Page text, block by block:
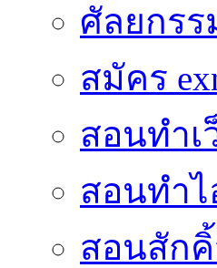
ศัลยกรร
สมัคร
สอนทำเ
สอนทำ
สอนสัก